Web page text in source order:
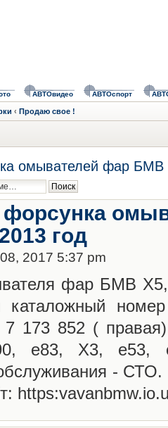
АВТОвидео АВТОспорт
‹ Продаю свое !
омывателей фар БМВ
форсунка
год
2017 5:37 pm
фар БМВ
каталожный
173 852 (
е83, Х3, е53,
-